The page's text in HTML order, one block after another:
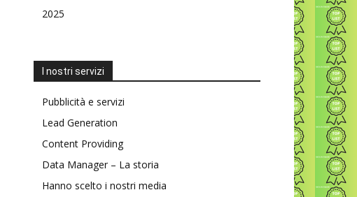
2025
I nostri servizi
Pubblicità e servizi
Lead Generation
Content Providing
Data Manager – La storia
Hanno scelto i nostri media